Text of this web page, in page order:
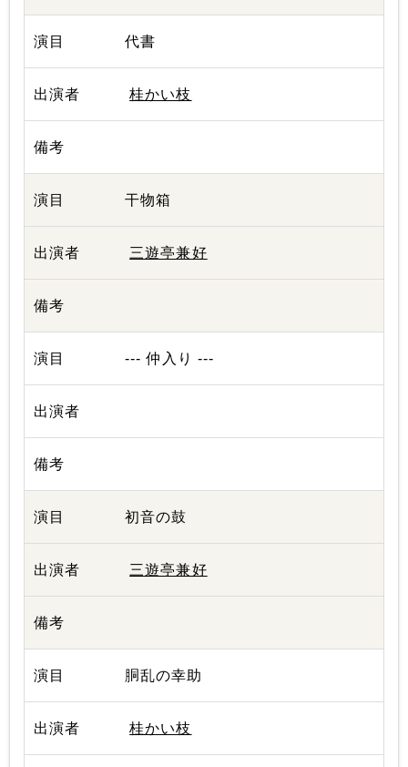
代書
桂かい枝
干物箱
三遊亭兼好
--- 仲入り ---
初音の鼓
三遊亭兼好
胴乱の幸助
桂かい枝